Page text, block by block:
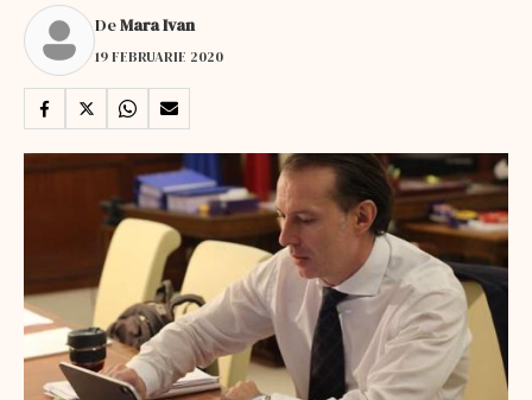
DeMara Ivan
19 FEBRUARIE 2020